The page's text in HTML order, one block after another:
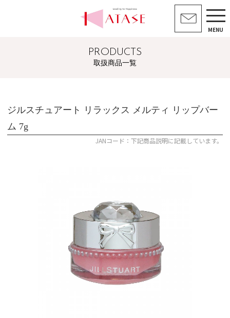
MENU
PRODUCTS
取扱商品一覧
ジルスチュアート リラックス メルティ リップバー
ム 7g
JANコード：下記商品説明に記載しています。